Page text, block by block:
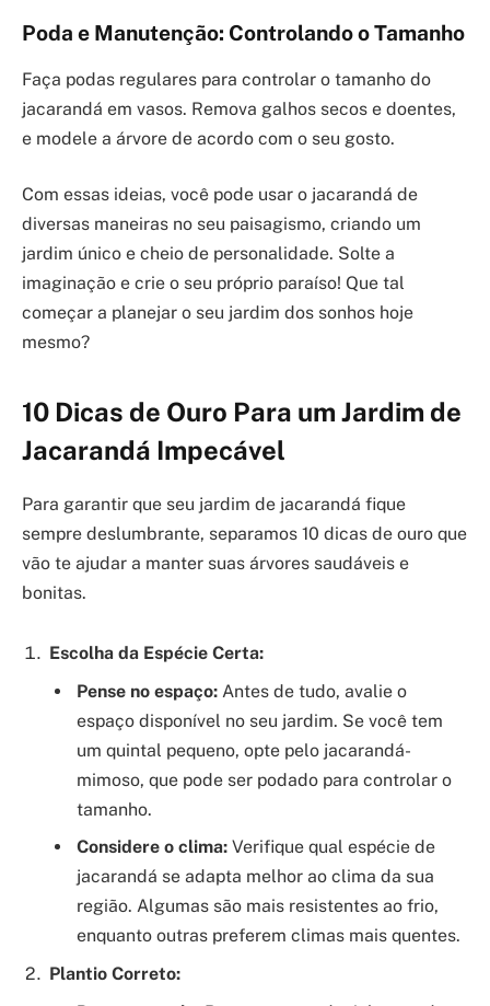
Poda e Manutenção: Controlando o Tamanho
Faça podas regulares para controlar o tamanho do
jacarandá em vasos. Remova galhos secos e doentes,
e modele a árvore de acordo com o seu gosto.
Com essas ideias, você pode usar o jacarandá de
diversas maneiras no seu paisagismo, criando um
jardim único e cheio de personalidade. Solte a
imaginação e crie o seu próprio paraíso! Que tal
começar a planejar o seu jardim dos sonhos hoje
mesmo?
10 Dicas de Ouro Para um Jardim de
Jacarandá Impecável
Para garantir que seu jardim de jacarandá fique
sempre deslumbrante, separamos 10 dicas de ouro que
vão te ajudar a manter suas árvores saudáveis e
bonitas.
Escolha da Espécie Certa:
Pense no espaço: Antes de tudo, avalie o
espaço disponível no seu jardim. Se você tem
um quintal pequeno, opte pelo jacarandá-
mimoso, que pode ser podado para controlar o
tamanho.
Considere o clima: Verifique qual espécie de
jacarandá se adapta melhor ao clima da sua
região. Algumas são mais resistentes ao frio,
enquanto outras preferem climas mais quentes.
Plantio Correto: